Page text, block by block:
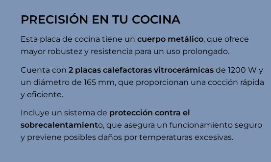
PRECISIÓN EN TU COCINA
Esta placa de cocina tiene un cuerpo metálico, que ofrece
mayor robustez y resistencia para un uso prolongado.
Cuenta con 2 placas calefactoras vitrocerámicas de 1200 W y
un diámetro de 165 mm, que proporcionan una cocción rápida
y eficiente.
Incluye un sistema de protección contra el
sobrecalentamiento, que asegura un funcionamiento seguro
y previene posibles daños por temperaturas excesivas.